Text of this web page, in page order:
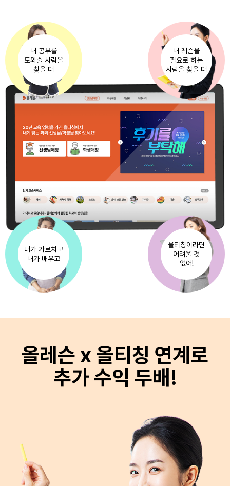
내 공부를
도와줄 사람을
찾을 때
내 레슨을
필요로 하는
사람을 찾을 때
내가 가르치고
내가 배우고
올티칭이라면
어려울 것
없어!
올레슨 x 올티칭 연계로
추가 수익 두배!